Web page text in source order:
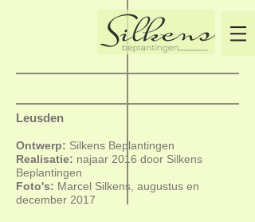
Leusden
Ontwerp: Silkens Beplantingen
Realisatie: najaar 2016 door Silkens
Beplantingen
Foto's: Marcel Silkens, augustus en
december 2017